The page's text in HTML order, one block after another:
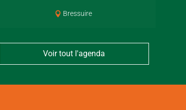
Bressuire
Voir tout l'agenda